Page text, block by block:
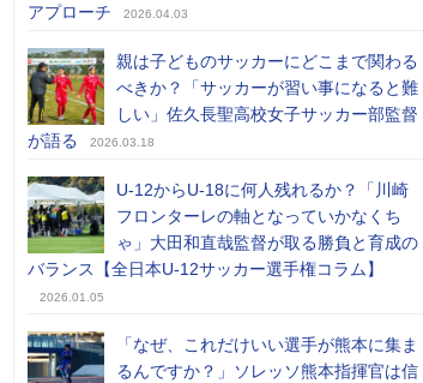
アプローチ
2026.04.03
親は子どものサッカーにどこまで関わる
べきか？「サッカーが習い事になると難
しい」佐久長聖高校女子サッカー部監督
が語る
2026.03.18
U-12からU-18に何人残れるか？「川崎
フロンターレの軸となっていかなくち
ゃ」大田和直哉監督が取る勝負と育成の
バランス【全日本U-12サッカー選手権コラム】
2026.01.05
「なぜ、これだけいい選手が熊本に集ま
るんですか？」ソレッソ熊本指揮官は信